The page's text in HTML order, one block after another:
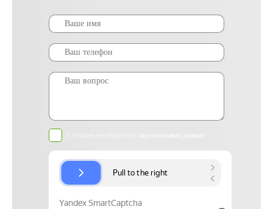
персональных данных